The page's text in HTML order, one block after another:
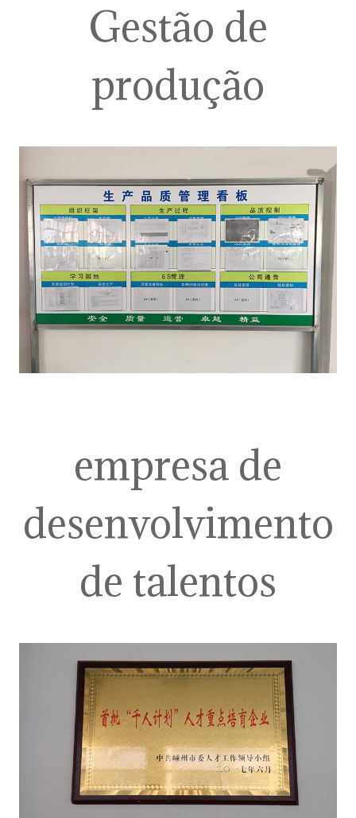
Gestão de
produção
empresa de
desenvolvimento
de talentos